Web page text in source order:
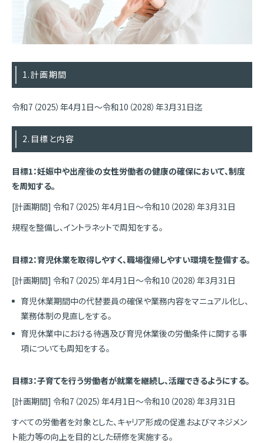
1.計画期間
令和7（2025）年4月1日～令和10（2028）年3月31日迄
2.目標と内容
目標1：妊娠中や出産後の女性労働者の健康の確保において、制度
を周知する。
[計画期間] 令和7（2025）年4月1日～令和10（2028）年3月31日
規程を整備し、イントラネットで周知をする。
目標2：育児休業を取得しやすく、職場復帰しやすい環境を整備する。
[計画期間] 令和7（2025）年4月1日～令和10（2028）年3月31日
育児休業期間中の代替要員の確保や業務内容をマニュアル化し、
業務体制の見直しをする。
育児休業中における待遇及び育児休業後の労働条件に関する事
項についても周知をする。
目標3：子育てを行う労働者が就業を継続し、活躍できるようにする。
[計画期間] 令和7（2025）年4月1日～令和10（2028）年3月31日
すべての労働者を対象とした、キャリア形成の促進およびマネジメン
ト能力等の向上を目的とした研修を実施する。